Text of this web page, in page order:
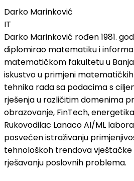
Darko Marinković
IT
Darko Marinković rođen 1981.
diplomirao matematiku i
matematičkom fakultetu u Banja
iskustvo u primjeni
tehnika rada sa podacima s
rješenja u različitim domenima
obrazovanje, FinTech,
Rukovodilac Lanaco AI/ML
posvećen istraživanju
tehnološkoh trendova vještačke
rješavanju poslovnih problema.